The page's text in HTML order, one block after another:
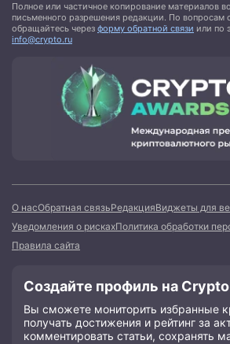
Полное или частичное копирование материалов
письменного разрешения редакции. По вопросам
обращайтесь через форму обратной связи или по
info@crypto.ru
О насОбратная связьРедакцияВиджеты для
Уведомления о рискахПолитика обработки
Правила сайта
Создайте профиль на
Вы сможете мониторить избранные
получать достижения и рейтинг за
комментировать статьи, сохранять